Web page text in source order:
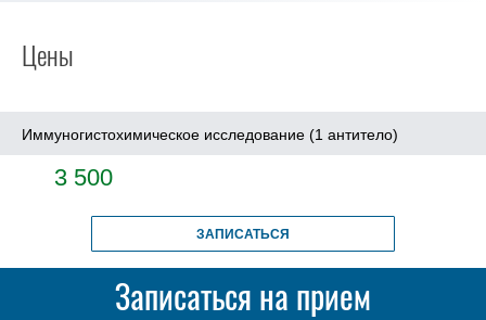
Цены
Иммуногистохимическое исследование (1 антитело)
3 500
ЗАПИСАТЬСЯ
Записаться на прием